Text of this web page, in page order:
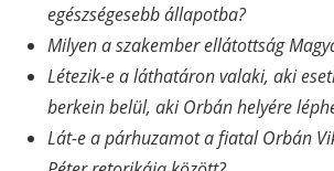
egészségesebb állapotba?
Milyen a szakember ellátottság
Létezik-e a láthatáron valaki, aki
berkein belül, aki Orbán helyére
Lát-e a párhuzamot a fiatal Orbán